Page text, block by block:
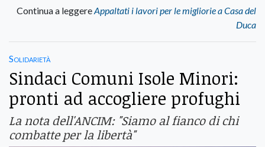
Continua a leggereAppaltati i lavori per le migliorie a Casa del
Duca
Solidarietà
Sindaci Comuni Isole Minori:
pronti ad accogliere profughi
La nota dell'ANCIM: "Siamo al fianco di chi
combatte per la libertà"